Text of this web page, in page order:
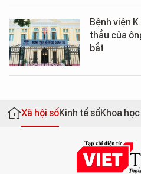
Bệnh viện
thầu của
bắt
Xã hội sốKinh tế sốKhoa